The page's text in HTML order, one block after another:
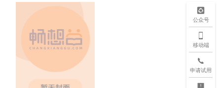
公众号
移动端
申请试用